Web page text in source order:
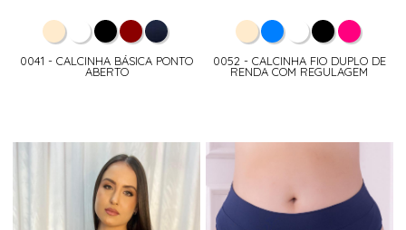
0041 - CALCINHA BÁSICA PONTO
ABERTO
0052 - CALCINHA FIO DUPLO DE
RENDA COM REGULAGEM